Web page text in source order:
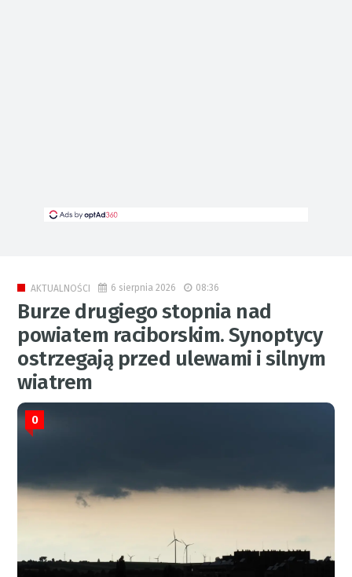
AKTUALNOŚCI 6 sierpnia 2026 08:36
Burze drugiego stopnia nad
powiatem raciborskim. Synoptycy
ostrzegają przed ulewami i silnym
wiatrem
0